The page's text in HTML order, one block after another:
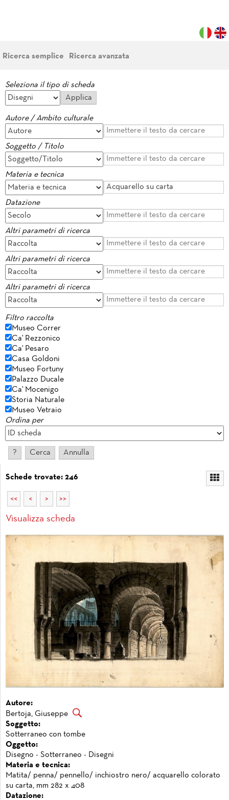
Ricerca semplice Ricerca avanzata
Seleziona il tipo di scheda
Autore / Ambito culturale
Soggetto / Titolo
Materia e tecnica
Datazione
Altri parametri di ricerca
Altri parametri di ricerca
Altri parametri di ricerca
Filtro raccolta
Museo Correr
Ca' Rezzonico
Ca' Pesaro
Casa Goldoni
Museo Fortuny
Palazzo Ducale
Ca' Mocenigo
Storia Naturale
Museo Vetraio
Ordina per
Schede trovate: 246
<< < > >>
Visualizza scheda
Autore:
Bertoja, Giuseppe
Soggetto:
Sotterraneo con tombe
Oggetto:
Disegno - Sotterraneo - Disegni
Materia e tecnica:
Matita/ penna/ pennello/ inchiostro nero/ acquarello colorato
su carta, mm 282 x 408
Datazione: